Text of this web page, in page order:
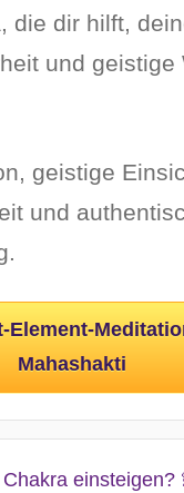
die dir hilft,
und geistige
geistige
und
Element-
Mahashakti
einsteigen?